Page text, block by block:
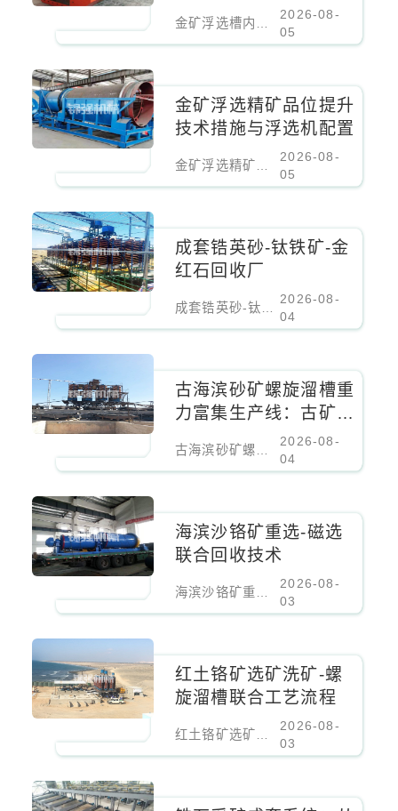
2026-08-
05
金矿浮选精矿品位提升
技术措施与浮选机配置
2026-08-
05
成套锆英砂-钛铁矿-金
红石回收厂
2026-08-
04
古海滨砂矿螺旋溜槽重
力富集生产线：古矿床
螺旋溜槽重力富集生产
线
2026-08-
04
海滨沙铬矿重选-磁选
联合回收技术
2026-08-
03
红土铬矿选矿洗矿-螺
旋溜槽联合工艺流程
2026-08-
03